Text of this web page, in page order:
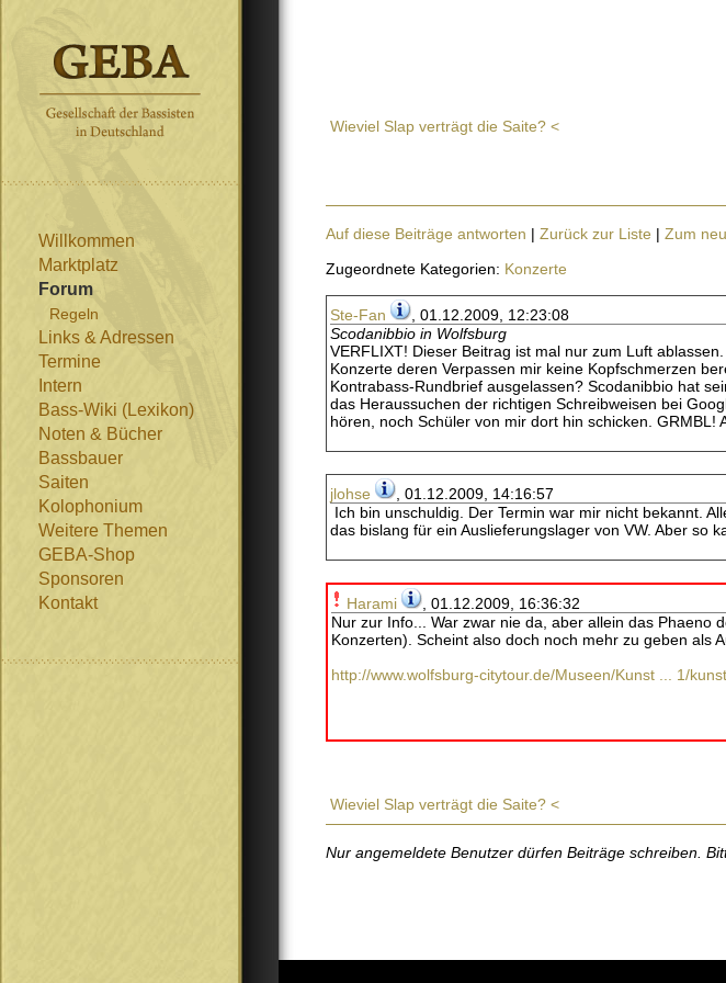
Willkommen
Marktplatz
Forum
Regeln
Links & Adressen
Termine
Intern
Bass-Wiki (Lexikon)
Noten & Bücher
Bassbauer
Saiten
Kolophonium
Weitere Themen
GEBA-Shop
Sponsoren
Kontakt
Wieviel Slap verträgt die Saite? <
Auf diese Beiträge antworten | Zurück zur Liste | Zum
Zugeordnete Kategorien: Konzerte
Ste-Fan
, 01.12.2009, 12:23:08
Scodanibbio in Wolfsburg
VERFLIXT! Dieser Beitrag ist mal nur zum Luft
Konzerte deren Verpassen mir keine Kopfschmerzen
Kontrabass-Rundbrief ausgelassen? Scodanibbio hat
das Heraussuchen der richtigen Schreibweisen bei
hören, noch Schüler von mir dort hin schicken. GRMBL!
jlohse
, 01.12.2009, 14:16:57
Ich bin unschuldig. Der Termin war mir nicht bekannt.
das bislang für ein Auslieferungslager von VW. Aber so
Harami
, 01.12.2009, 16:36:32
Nur zur Info... War zwar nie da, aber allein das Phaeno
Konzerten). Scheint also doch noch mehr zu geben als
http://www.wolfsburg-citytour.de/Museen/Kunst ... 1/
Wieviel Slap verträgt die Saite? <
Nur angemeldete Benutzer dürfen Beiträge schreiben.